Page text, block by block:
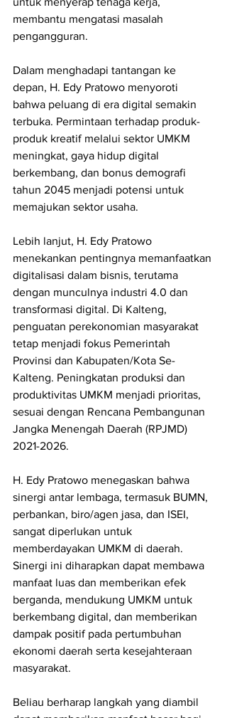
membantu mengatasi masalah
pengangguran.
Dalam menghadapi tantangan ke
depan, H. Edy Pratowo menyoroti
bahwa peluang di era digital semakin
terbuka. Permintaan terhadap produk-
produk kreatif melalui sektor UMKM
meningkat, gaya hidup digital
berkembang, dan bonus demografi
tahun 2045 menjadi potensi untuk
memajukan sektor usaha.
Lebih lanjut, H. Edy Pratowo
menekankan pentingnya memanfaatkan
digitalisasi dalam bisnis, terutama
dengan munculnya industri 4.0 dan
transformasi digital. Di Kalteng,
penguatan perekonomian masyarakat
tetap menjadi fokus Pemerintah
Provinsi dan Kabupaten/Kota Se-
Kalteng. Peningkatan produksi dan
produktivitas UMKM menjadi prioritas,
sesuai dengan Rencana Pembangunan
Jangka Menengah Daerah (RPJMD)
2021-2026.
H. Edy Pratowo menegaskan bahwa
sinergi antar lembaga, termasuk BUMN,
perbankan, biro/agen jasa, dan ISEI,
sangat diperlukan untuk
memberdayakan UMKM di daerah.
Sinergi ini diharapkan dapat membawa
manfaat luas dan memberikan efek
berganda, mendukung UMKM untuk
berkembang digital, dan memberikan
dampak positif pada pertumbuhan
ekonomi daerah serta kesejahteraan
masyarakat.
Beliau berharap langkah yang diambil